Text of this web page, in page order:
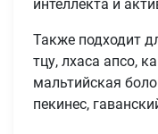
интеллекта и
Также подходит
тцу, лхаса апсо,
мальтийская
пекинес,